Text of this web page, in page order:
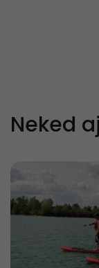
Neked